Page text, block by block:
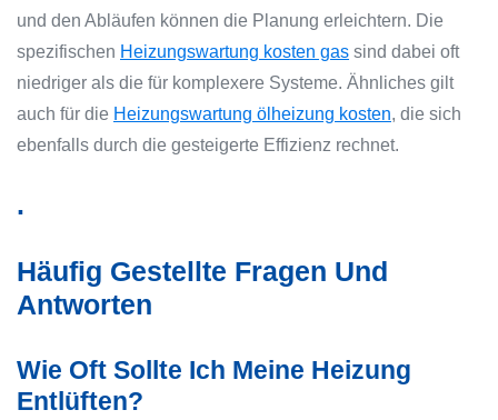
und den Abläufen können die Planung erleichtern. Die
spezifischen Heizungswartung kosten gas sind dabei oft
niedriger als die für komplexere Systeme. Ähnliches gilt
auch für die Heizungswartung ölheizung kosten, die sich
ebenfalls durch die gesteigerte Effizienz rechnet.
.
Häufig Gestellte Fragen Und
Antworten
Wie Oft Sollte Ich Meine Heizung
Entlüften?